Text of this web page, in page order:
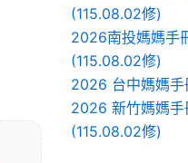
(115.08.02修)
2026南投媽媽手
(115.08.02修)
2026 台中媽媽
2026 新竹媽媽
(115.08.02修)